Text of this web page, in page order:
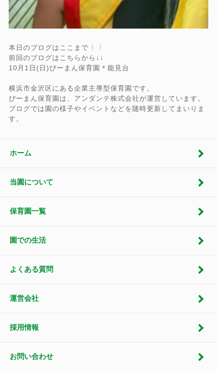
本日のブログはここまで
前回のブログはこちらから↓↓
10月1日(日)ぴーまん保育園＊能見台
横浜市金沢区にある企業主導型保育園です。
ぴーまん保育園は、アンダンテ株式会社が運営しています。
ブログでは園の様子やイベントなどを随時更新してまいりま
す。
ホーム
当園について
保育園一覧
園での生活
よくある質問
運営会社
採用情報
お問い合わせ